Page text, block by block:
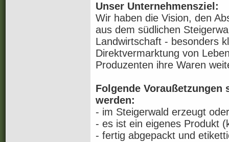
Unser Unternehmensziel:
Wir haben die Vision, den
aus dem südlichen
Landwirtschaft - besonders
Direktvermarktung von
Produzenten ihre Waren
Folgende
werden:
- im Steigerwald erzeugt
- es ist ein eigenes Produkt
- fertig abgepackt und